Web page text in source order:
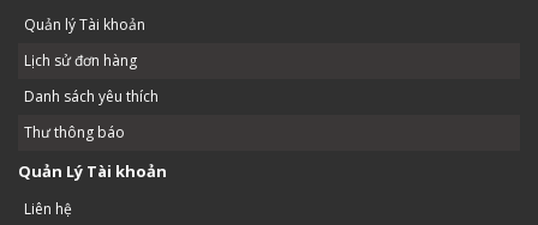
Quản lý Tài khoản
Lịch sử đơn hàng
Danh sách yêu thích
Thư thông báo
Quản Lý Tài khoản
Liên hệ